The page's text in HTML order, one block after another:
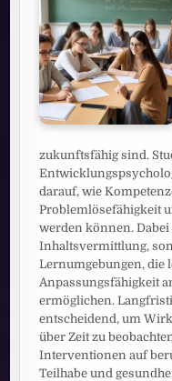
zukunftsfähig sind.
darauf, wie
Problemlösefähigkeit
werden können.
Inhaltsvermittlung,
Lernumgebungen, die
Anpassungsfähigkeit
ermöglichen.
entscheidend, um
über Zeit zu
Interventionen auf
Teilhabe und